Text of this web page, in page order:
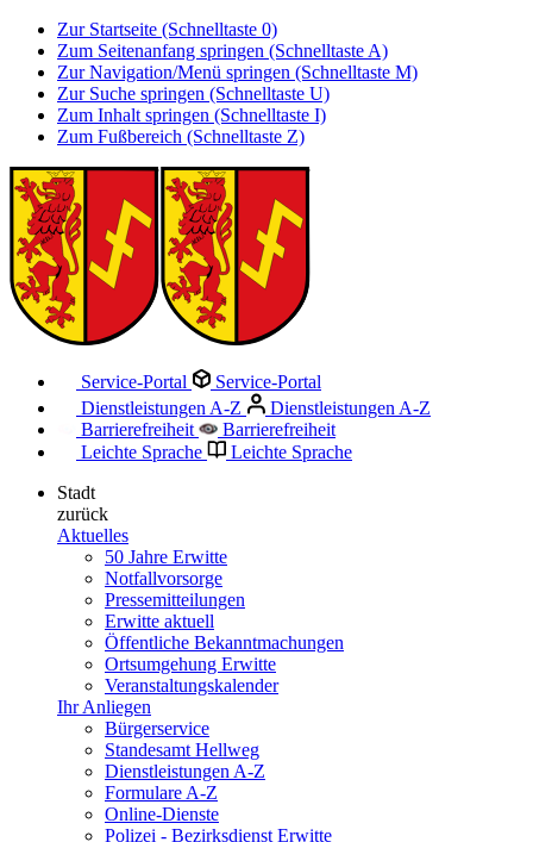
Zur Startseite (Schnelltaste 0)
Zum Seitenanfang springen (Schnelltaste A)
Zur Navigation/Menü springen (Schnelltaste M)
Zur Suche springen (Schnelltaste U)
Zum Inhalt springen (Schnelltaste I)
Zum Fußbereich (Schnelltaste Z)
Service-Portal
Service-Portal
Dienstleistungen A-Z
Dienstleistungen A-Z
Barrierefreiheit
Barrierefreiheit
Leichte Sprache
Leichte Sprache
Stadt
zurück
Aktuelles
50 Jahre Erwitte
Notfallvorsorge
Pressemitteilungen
Erwitte aktuell
Öffentliche Bekanntmachungen
Ortsumgehung Erwitte
Veranstaltungskalender
Ihr Anliegen
Bürgerservice
Standesamt Hellweg
Dienstleistungen A-Z
Formulare A-Z
Online-Dienste
Polizei - Bezirksdienst Erwitte